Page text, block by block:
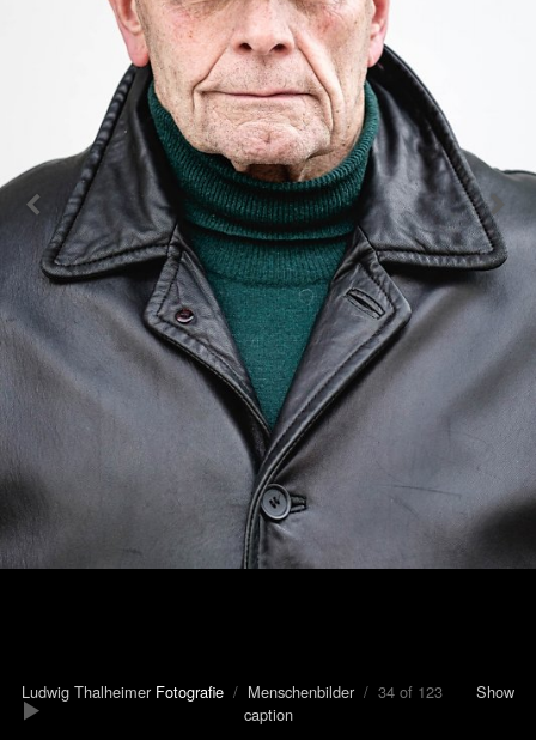
Ludwig Thalheimer Fotografie / Menschenbilder / 34 of 123 Show
caption